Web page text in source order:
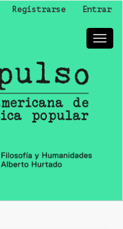
Registrarse Entrar